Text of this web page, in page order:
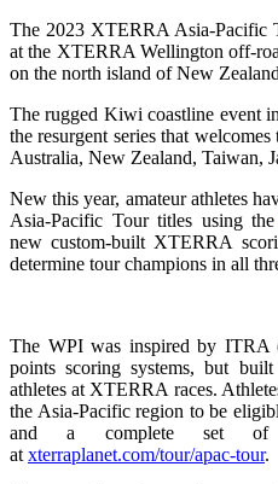
The 2023 XTERRA Asia-Pacific
at the XTERRA Wellington off-
on the north island of New
The rugged Kiwi coastline event
the resurgent series that
Australia, New Zealand, Taiwan,
New this year, amateur athletes
Asia-Pacific Tour titles using the
new custom-built XTERRA
determine tour champions in all
The WPI was inspired by ITRA
points scoring systems, but
athletes at XTERRA races.
the Asia-Pacific region to be
and a complete set of
at xterraplanet.com/tour/apac-tour.